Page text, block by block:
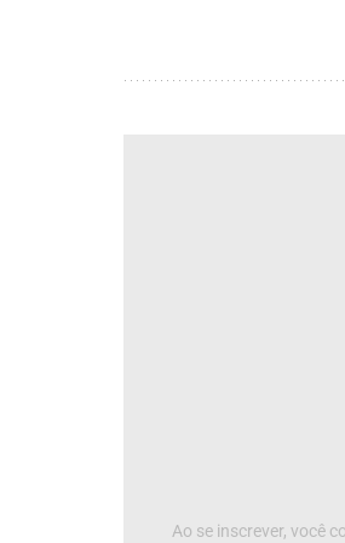
Ao se inscrever, você